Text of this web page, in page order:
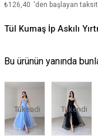
₺126,40 'den başlayan
Tül Kumaş İp Askılı
Bu ürünün yanında
Tükendi Tükendi